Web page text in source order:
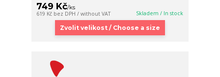
749 Kč/ks
619 Kč bez DPH / without VAT Skladem / In stock
Zvolit velikost / Choose a size